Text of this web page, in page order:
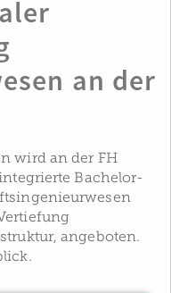
an der
wird an der FH
Bachelor-
angeboten.